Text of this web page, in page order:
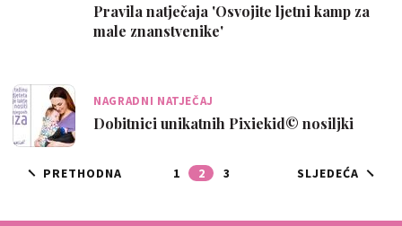
Pravila natječaja 'Osvojite ljetni kamp za
male znanstvenike'
NAGRADNI NATJEČAJ
Dobitnici unikatnih Pixiekid© nosiljki
PRETHODNA 1 2 3 SLJEDEĆA